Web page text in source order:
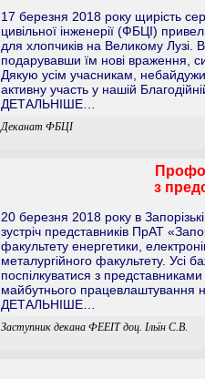
17 березня 2018 року щирість
цивільної інженерії (ФБЦІ)
для хлопчиків на Великому Лузі.
подарувавши їм нові враження,
Дякую усім учасникам,
активну участь у нашій
ДЕТАЛЬНІШЕ…
Деканат ФБЦІ
з
20 березня 2018 року в
зустріч представників ПрАТ
факультету енергетики,
металургійного факультету. Усі
поспілкуватися з
майбутнього працевлаштування
ДЕТАЛЬНІШЕ…
Заступник декана ФЕЕІТ доц. Ільїн С.В.